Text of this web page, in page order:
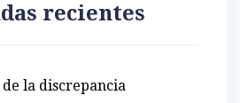
recientes
de la discrepancia